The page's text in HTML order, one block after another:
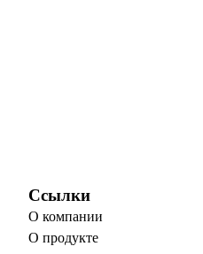
Ссылки
О компании
О продукте